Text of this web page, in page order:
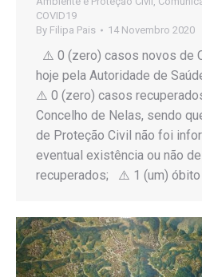
COVID19
By Filipa Pais 14 Novembro 2020
⚠️ 0 (zero) casos novos de
hoje pela Autoridade de
⚠️ 0 (zero) casos
Concelho de Nelas, sendo
de Proteção Civil não foi
eventual existência ou não
recuperados; ⚠️ 1 (um)